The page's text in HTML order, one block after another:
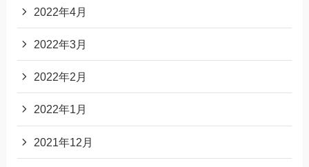
2022年4月
2022年3月
2022年2月
2022年1月
2021年12月